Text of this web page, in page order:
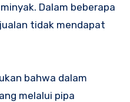
Dalam beberapa
tidak mendapat
bahwa dalam
melalui pipa